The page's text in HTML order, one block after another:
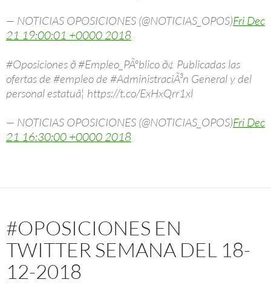
— NOTICIAS OPOSICIONES (@NOTICIAS_OPOS)Fri Dec
21 19:00:01 +0000 2018
#Oposiciones ð #Empleo_PÃºblico ð¢ Publicadas las
ofertas de #empleo de #AdministraciÃ³n General y del
personal estatuâ¦ https://t.co/ExHxQrr1xl
— NOTICIAS OPOSICIONES (@NOTICIAS_OPOS)Fri Dec
21 16:30:00 +0000 2018
#OPOSICIONES EN
TWITTER SEMANA DEL 18-
12-2018